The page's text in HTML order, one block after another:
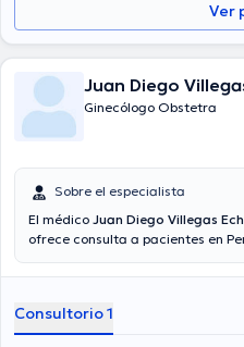
Ver
Juan Diego
Ginecólogo Obstetra
Sobre el especialista
El médico Juan Diego Villegas
ofrece consulta a pacientes en
su área de especialidad. El
desempeñado como miembro de
Juan Diego Villegas Echeverry
Consultorio 1